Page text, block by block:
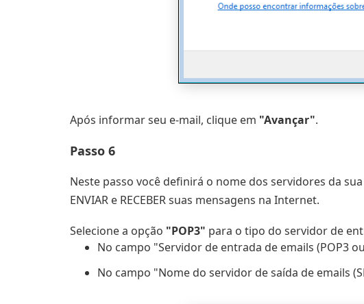
Após informar seu e-mail, clique em "Avançar".
Passo 6
Neste passo você definirá o nome dos servidores da
ENVIAR e RECEBER suas mensagens na Internet.
Selecione a opção "POP3" para o tipo do servidor de
No campo "Servidor de entrada de emails (POP3
No campo "Nome do servidor de saída de emails